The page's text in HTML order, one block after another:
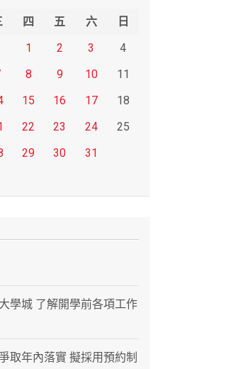
四 五 六
日
1
2 3
4
8 9 10
11
15 16 17
18
22 23 24
25
29 30
31
學城 了解開學前各項工作
取年內落實 擬採用預約制